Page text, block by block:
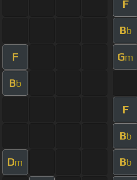
F
Bb
F Gm
Bb
F
Bb
Dm Bb